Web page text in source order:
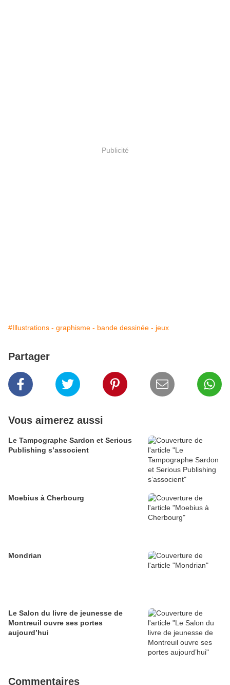
Publicité
#Illustrations - graphisme - bande dessinée - jeux
Partager
Vous aimerez aussi
Le Tampographe Sardon et Serious
Publishing s’associent
Moebius à Cherbourg
Mondrian
Le Salon du livre de jeunesse de
Montreuil ouvre ses portes
aujourd’hui
Commentaires